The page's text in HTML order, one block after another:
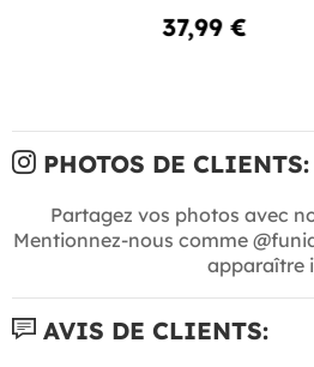
37,99 €
PHOTOS DE CLIENTS:
Partagez vos photos avec
Mentionnez-nous comme
apparaître
AVIS DE CLIENTS: